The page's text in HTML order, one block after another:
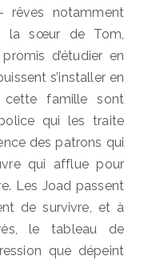
rêves notamment
la sœur de Tom,
d’étudier en
s’installer en
famille sont
qui les traite
des patrons qui
qui afflue pour
Les Joad passent
de survivre, et à
le tableau de
que dépeint